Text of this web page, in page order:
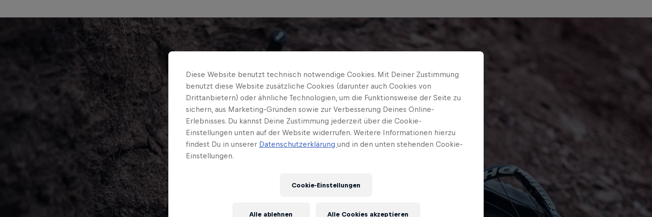
Diese Website benutzt technisch notwendige Cookies. Mit Deiner Zustimmung
benutzt diese Website zusätzliche Cookies (darunter auch Cookies von
Drittanbietern) oder ähnliche Technologien, um die Funktionsweise der Seite zu
sichern, aus Marketing-Gründen sowie zur Verbesserung Deines Online-
Erlebnisses. Du kannst Deine Zustimmung jederzeit über die Cookie-
Einstellungen unten auf der Website widerrufen. Weitere Informationen hierzu
findest Du in unserer Datenschutzerklärung und in den unten stehenden Cookie-
Einstellungen.
Cookie-Einstellungen
Alle ablehnen Alle Cookies akzeptieren